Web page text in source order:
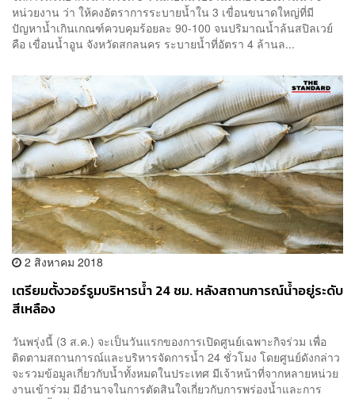
หน่วยงาน ว่า ให้คงอัตราการระบายน้ำใน 3 เขื่อนขนาดใหญ่ที่มี
ปัญหาน้ำเกินเกณฑ์ควบคุมร้อยละ 90-100 จนปริมาณน้ำล้นสปิลเวย์
คือ เขื่อนน้ำอูน จังหวัดสกลนคร ระบายน้ำที่อัตรา 4 ล้านล...
2 สิงหาคม 2018
เตรียมตั้งวอร์รูมบริหารน้ำ 24 ชม. หลังสถานการณ์น้ำอยู่ระดับ
สีเหลือง
วันพรุ่งนี้ (3 ส.ค.) จะเป็นวันแรกของการเปิดศูนย์เฉพาะกิจร่วม เพื่อ
ติดตามสถานการณ์และบริหารจัดการน้ำ 24 ชั่วโมง โดยศูนย์ดังกล่าว
จะรวมข้อมูลเกี่ยวกับน้ำทั้งหมดในประเทศ มีเจ้าหน้าที่จากหลายหน่วย
งานเข้าร่วม มีอำนาจในการตัดสินใจเกี่ยวกับการพร่องน้ำและการ